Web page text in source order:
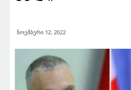
ნოემბერი 12, 2022